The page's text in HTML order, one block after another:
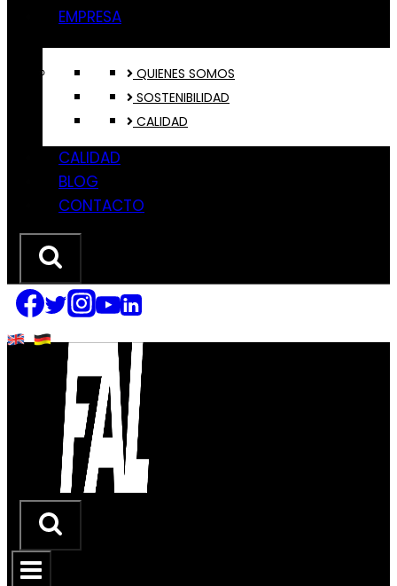
EMPRESA
QUIENES SOMOS
SOSTENIBILIDAD
CALIDAD
CALIDAD
BLOG
CONTACTO